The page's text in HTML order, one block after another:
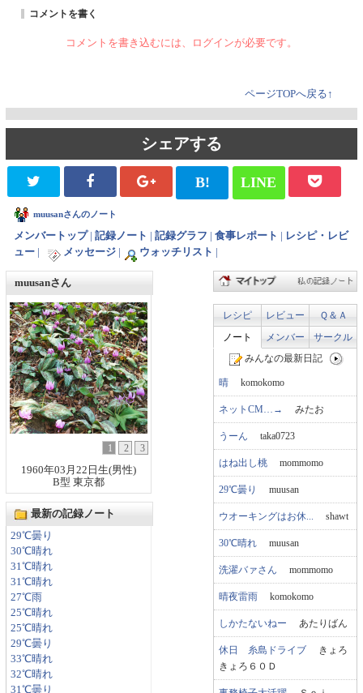
コメントを書く
コメントを書き込むには、ログインが必要です。
ページTOPへ戻る↑
シェアする
B! LINE
muusanさんのノート
メンバートップ| 記録ノート 記録グラフ 食事レポート
レシピ・レビ
ュー
メッセージ ウォッチリスト
muusanさん
1 2
3
1960年03月22日生(男性)
B型 東京都
最新の記録ノート
29℃曇り
30℃晴れ
31℃晴れ
31℃晴れ
27℃雨
25℃晴れ
25℃晴れ
29℃曇り
33℃晴れ
32℃晴れ
31℃曇り
レシピ レビュー
Ｑ＆Ａ
ノート
メンバー
サークル
みんなの最新日記
晴 komokomo
ネットCM…→ みたお
うーん taka0723
はね出し桃 mommomo
29℃曇り muusan
ウオーキングはお休... shawt
30℃晴れ muusan
洗濯バァさん mommomo
晴夜雷雨 komokomo
しかたないねー あたりばん
休日 糸島ドライブ きょろ
きょろ６０Ｄ